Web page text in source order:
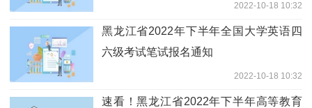
2022-10-18 10:32
黑龙江省2022年下半年全国大学英语四
六级考试笔试报名通知
2022-10-18 10:32
速看！黑龙江省2022年下半年高等教育